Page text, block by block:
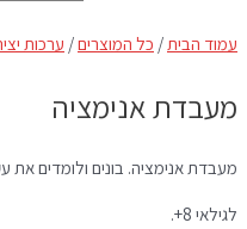
עמוד הבית/ כל המוצרים/ ערכות
מעבדת אנימציה
מעבדת אנימציה. בונים ולומדים את עקרונות הסרט המצויר ורואים איך 9 דמויות
לגילאי 8+.